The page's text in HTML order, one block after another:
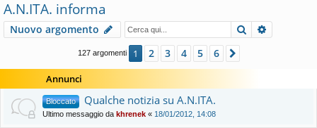
A.N.ITA. informa
Nuovo argomento Cerca
127 argomenti 1 2 3 4 5 6
Annunci
Bloccato Qualche notizia su A.N.ITA.
Ultimo messaggio da khrenek « 18/01/2012, 14:08